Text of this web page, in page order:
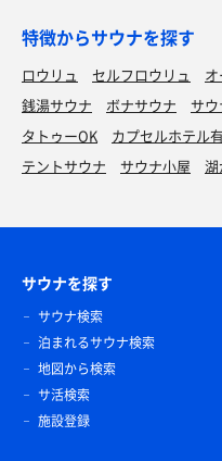
特徴からサウナを探す
ロウリュ セルフロウリュ
銭湯サウナ
ボナサウナ サ
タトゥーOK
カプセルホテル
テントサウナ
サウナ小屋 湖
サウナを探す
サウナ検索
泊まれるサウナ検索
地図から検索
サ活検索
施設登録